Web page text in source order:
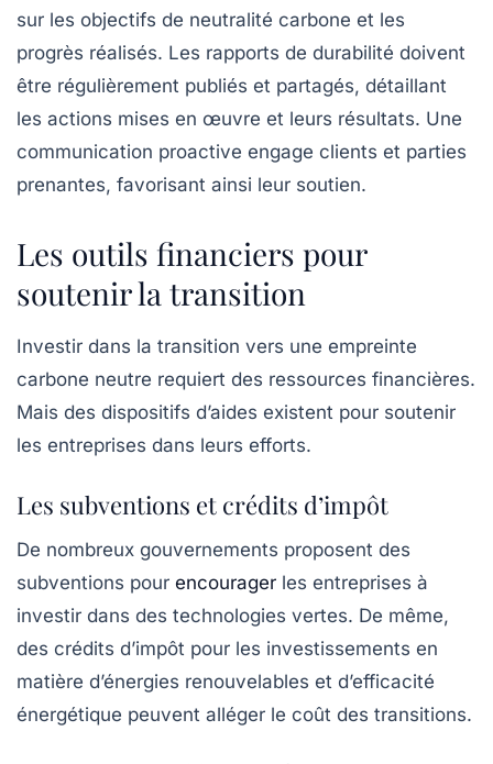
sur les objectifs de neutralité carbone et les
progrès réalisés. Les rapports de durabilité doivent
être régulièrement publiés et partagés, détaillant
les actions mises en œuvre et leurs résultats. Une
communication proactive engage clients et parties
prenantes, favorisant ainsi leur soutien.
Les outils financiers pour
soutenir la transition
Investir dans la transition vers une empreinte
carbone neutre requiert des ressources financières.
Mais des dispositifs d’aides existent pour soutenir
les entreprises dans leurs efforts.
Les subventions et crédits d’impôt
De nombreux gouvernements proposent des
subventions pour encourager les entreprises à
investir dans des technologies vertes. De même,
des crédits d’impôt pour les investissements en
matière d’énergies renouvelables et d’efficacité
énergétique peuvent alléger le coût des transitions.